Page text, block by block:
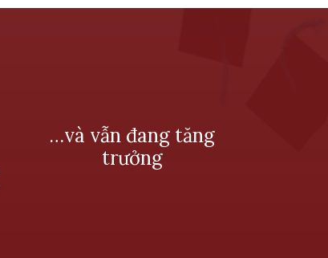
…và vẫn đang tăng
trưởng